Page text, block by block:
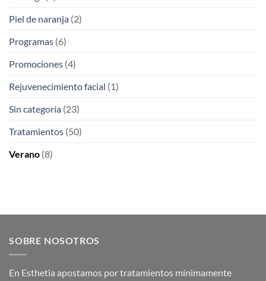
Piel de naranja (2)
Programas (6)
Promociones (4)
Rejuvenecimiento facial (1)
Sin categoría (23)
Tratamientos (50)
Verano (8)
SOBRE NOSOTROS
En Esthetia apostamos por tratamientos mínimamente